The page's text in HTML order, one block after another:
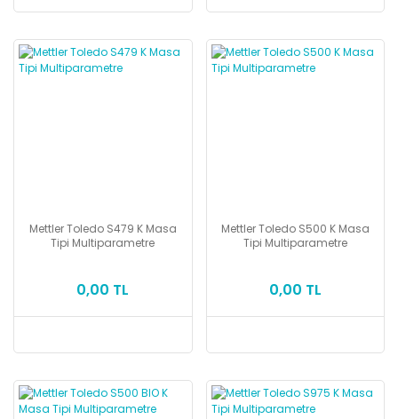
Mettler Toledo S479 K Masa
Tipi Multiparametre
0,00 TL
Mettler Toledo S500 K Masa
Tipi Multiparametre
0,00 TL